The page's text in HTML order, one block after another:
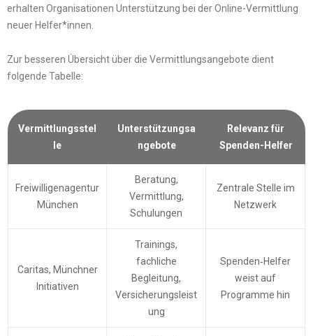
erhalten Organisationen Unterstützung bei der Online-Vermittlung
neuer Helfer*innen.
Zur besseren Übersicht über die Vermittlungsangebote dient
folgende Tabelle:
Vermittlungsstel
le
Unterstützungsa
ngebote
Relevanz für
Spenden-Helfer
Freiwilligenagentur
München
Beratung,
Vermittlung,
Schulungen
Zentrale Stelle im
Netzwerk
Caritas, Münchner
Initiativen
Trainings,
fachliche
Begleitung,
Versicherungsleist
ung
Spenden‑Helfer
weist auf
Programme hin